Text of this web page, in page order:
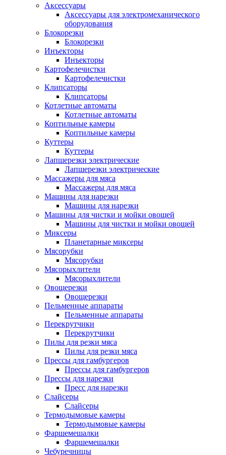
Аксессуары
Аксессуары для электромеханического
оборудования
Блокорезки
Блокорезки
Инъекторы
Инъекторы
Картофелечистки
Картофелечистки
Клипсаторы
Клипсаторы
Котлетные автоматы
Котлетные автоматы
Коптильные камеры
Коптильные камеры
Куттеры
Куттеры
Лапшерезки электрические
Лапшерезки электрические
Массажеры для мяса
Массажеры для мяса
Машины для нарезки
Машины для нарезки
Машины для чистки и мойки овощей
Машины для чистки и мойки овощей
Миксеры
Планетарные миксеры
Мясорубки
Мясорубки
Мясорыхлители
Мясорыхлители
Овощерезки
Овощерезки
Пельменные аппараты
Пельменные аппараты
Перекрутчики
Перекрутчики
Пилы для резки мяса
Пилы для резки мяса
Прессы для гамбургеров
Прессы для гамбургеров
Прессы для нарезки
Пресс для нарезки
Слайсеры
Слайсеры
Термодымовые камеры
Термодымовые камеры
Фаршемешалки
Фаршемешалки
Чебуречницы